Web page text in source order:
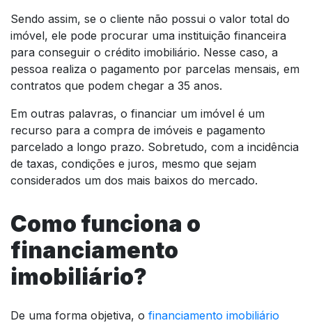
Sendo assim, se o cliente não possui o valor total do
imóvel, ele pode procurar uma instituição financeira
para conseguir o crédito imobiliário. Nesse caso, a
pessoa realiza o pagamento por parcelas mensais, em
contratos que podem chegar a 35 anos.
Em outras palavras, o financiar um imóvel é um
recurso para a compra de imóveis e pagamento
parcelado a longo prazo. Sobretudo, com a incidência
de taxas, condições e juros, mesmo que sejam
considerados um dos mais baixos do mercado.
Como funciona o
financiamento
imobiliário?
De uma forma objetiva, o financiamento imobiliário